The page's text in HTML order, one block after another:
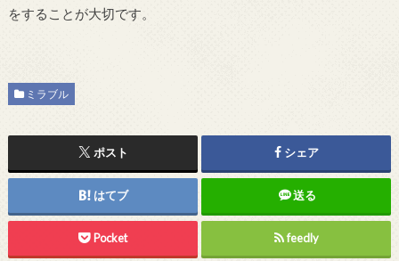
をすることが大切です。
ミラブル
ポスト シェア
はてブ 送る
Pocket feedly